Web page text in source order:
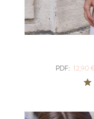
PDF: 12,90